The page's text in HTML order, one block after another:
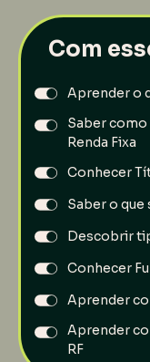
Com
Aprender o
Saber
Renda Fixa
Conhecer
Saber o
Descobrir
Conhecer
Aprender
Aprender
RF